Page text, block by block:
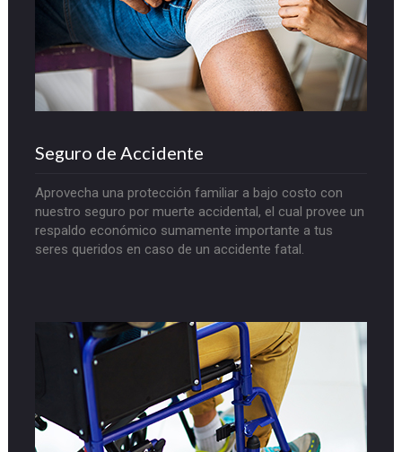
Seguro de Accidente
Aprovecha una protección familiar a bajo costo con
nuestro seguro por muerte accidental, el cual provee un
respaldo económico sumamente importante a tus
seres queridos en caso de un accidente fatal.